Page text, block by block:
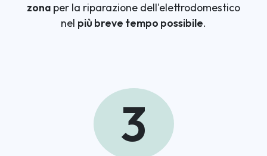
zona per la riparazione dell'elettrodomestico
nel più breve tempo possibile.
3